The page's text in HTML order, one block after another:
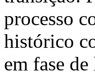
processo
histórico
em fase